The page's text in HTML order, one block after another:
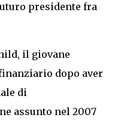
presidente fra
il giovane
dopo aver
di
assunto nel 2007